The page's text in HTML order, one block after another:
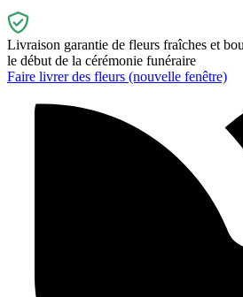
Livraison garantie de fleurs fraîches et
le début de la cérémonie funéraire
Faire livrer des fleurs (nouvelle fenêtre)